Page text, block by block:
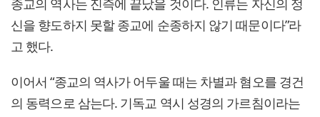
종교의 역사는 진즉에 끝났을 것이다. 인류는 자신의 정
신을 향도하지 못할 종교에 순종하지 않기 때문이다”라
고 했다.
이어서 “종교의 역사가 어두울 때는 차별과 혐오를 경건
의 동력으로 삼는다. 기독교 역시 성경의 가르침이라는